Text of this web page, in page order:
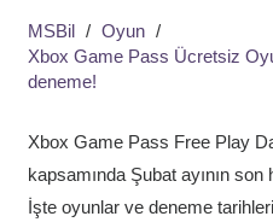
MSBil / Oyun /
Xbox Game Pass Ücretsiz
deneme!
Xbox Game Pass Free Play
kapsamında Şubat ayının
İşte oyunlar ve deneme